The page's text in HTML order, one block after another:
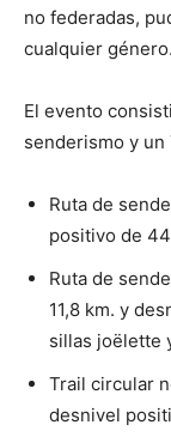
no federadas,
cualquier género.
El evento
senderismo y un
Ruta de
positivo de
Ruta de
11,8 km. y
sillas joëlette
Trail circular
desnivel